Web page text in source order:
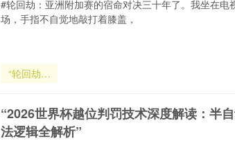
#轮回劫：亚洲附加赛的宿命对决三十年了。我坐在电
场，手指不自觉地敲打着膝盖，
“轮回劫：
亚洲附加赛
决”
“2026世界杯越位判罚技术深度解读：半
法逻辑全解析”